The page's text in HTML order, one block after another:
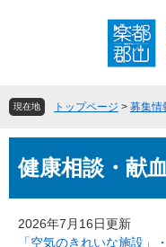
頭
す
飛
し
文
現在地 トップページ > 募集情
文健康相談・献
2026年7月16日更新
「空気のきれいな施設」